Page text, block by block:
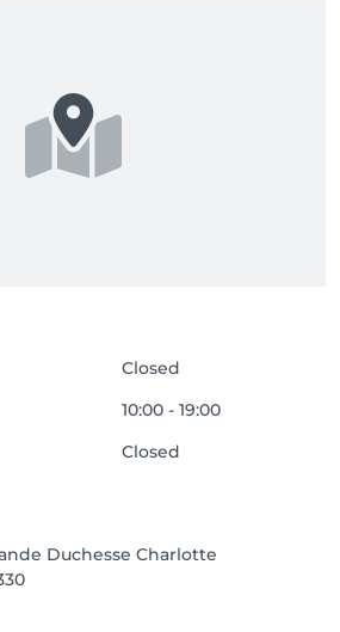
Closed
10:00 - 19:00
Closed
Duchesse Charlotte